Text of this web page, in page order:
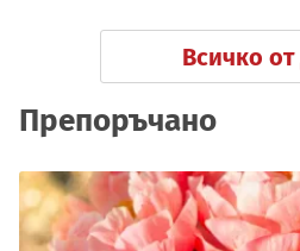
Всичко от
Препоръчано